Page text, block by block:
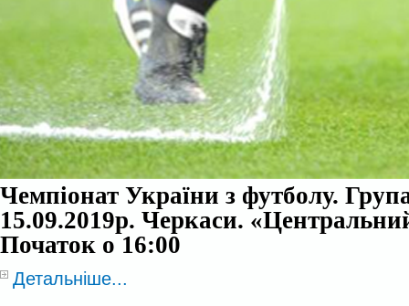
Чемпіонат України з футболу.
15.09.2019р. Черкаси.
Початок о 16:00
Детальніше...